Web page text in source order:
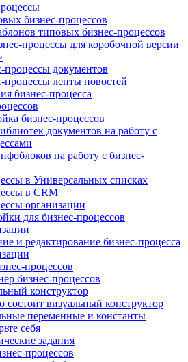
бизнес-процессов
типовых бизнес-процессов
процессы для коробочной версии
процессы документов
процессы ленты новостей
бизнес-процесса
бизнес-процессов
документов на работу с
на работу с бизнес-
в Универсальных списках
в CRM
организации
для бизнес-процессов
и редактирование бизнес-процесса
процессов
бизнес-процессов
конструктор
состоит визуальный конструктор
переменные и константы
себя
задания
процессов